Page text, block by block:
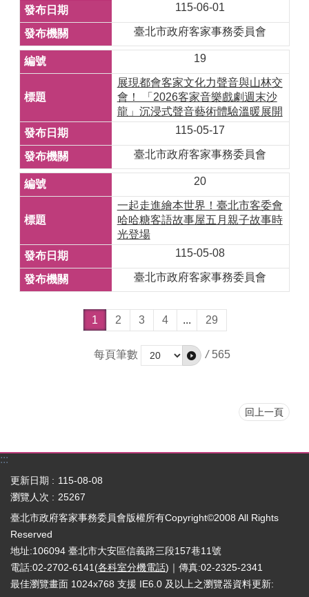
115-06-01
臺北市政府客家事務委員會
19
展現都會客家文化力聲音與山林交
會！ 「2026客家音樂戲劇週末沙
龍」沉浸式聲音藝術體驗溫暖展開
115-05-17
臺北市政府客家事務委員會
20
一起走進繪本世界！臺北市客委會
哈哈糖客語故事屋五月親子故事時
光登場
115-05-08
臺北市政府客家事務委員會
1 2 3 4 ... 29
每頁筆數 / 565
回上一頁
:::
更新日期
115-08-08
瀏覽人次
25267
臺北市政府客家事務委員會版權所有Copyright©2008 All Rights
Reserved
地址:106094 臺北市大安區信義路三段157巷11號
電話:02-2702-6141(各科室分機電話)｜傳真:02-2325-2341
最佳瀏覽畫面 1024x768 支援 IE6.0 及以上之瀏覽器資料更新: